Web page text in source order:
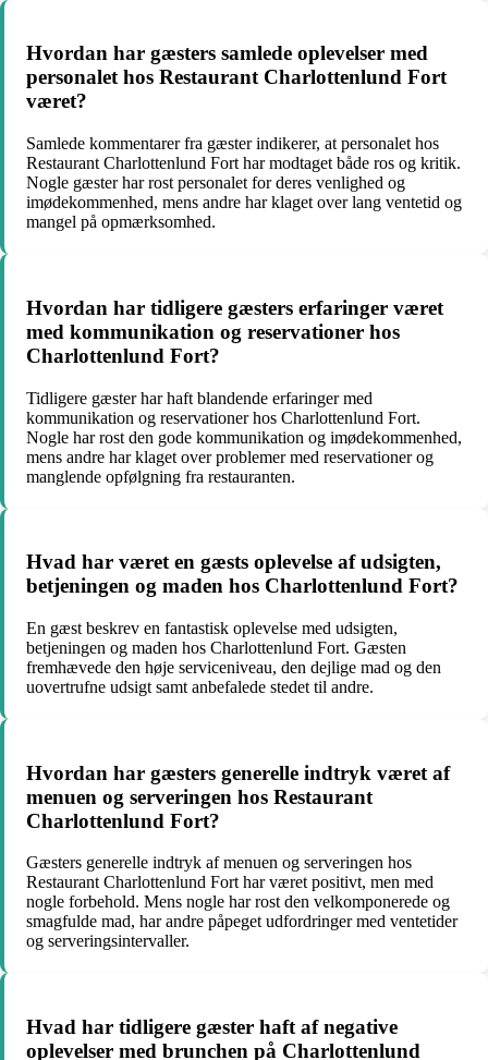
Hvordan har gæsters samlede oplevelser med
personalet hos Restaurant Charlottenlund Fort
været?
Samlede kommentarer fra gæster indikerer, at personalet hos
Restaurant Charlottenlund Fort har modtaget både ros og kritik.
Nogle gæster har rost personalet for deres venlighed og
imødekommenhed, mens andre har klaget over lang ventetid og
mangel på opmærksomhed.
Hvordan har tidligere gæsters erfaringer været
med kommunikation og reservationer hos
Charlottenlund Fort?
Tidligere gæster har haft blandende erfaringer med
kommunikation og reservationer hos Charlottenlund Fort.
Nogle har rost den gode kommunikation og imødekommenhed,
mens andre har klaget over problemer med reservationer og
manglende opfølgning fra restauranten.
Hvad har været en gæsts oplevelse af udsigten,
betjeningen og maden hos Charlottenlund Fort?
En gæst beskrev en fantastisk oplevelse med udsigten,
betjeningen og maden hos Charlottenlund Fort. Gæsten
fremhævede den høje serviceniveau, den dejlige mad og den
uovertrufne udsigt samt anbefalede stedet til andre.
Hvordan har gæsters generelle indtryk været af
menuen og serveringen hos Restaurant
Charlottenlund Fort?
Gæsters generelle indtryk af menuen og serveringen hos
Restaurant Charlottenlund Fort har været positivt, men med
nogle forbehold. Mens nogle har rost den velkomponerede og
smagfulde mad, har andre påpeget udfordringer med ventetider
og serveringsintervaller.
Hvad har tidligere gæster haft af negative
oplevelser med brunchen på Charlottenlund